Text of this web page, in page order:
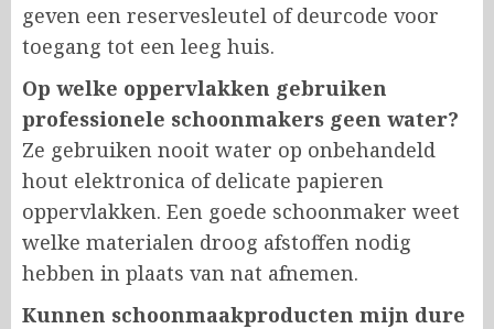
geven een reservesleutel of deurcode voor
toegang tot een leeg huis.
Op welke oppervlakken gebruiken
professionele schoonmakers geen water?
Ze gebruiken nooit water op onbehandeld
hout elektronica of delicate papieren
oppervlakken. Een goede schoonmaker weet
welke materialen droog afstoffen nodig
hebben in plaats van nat afnemen.
Kunnen schoonmaakproducten mijn dure